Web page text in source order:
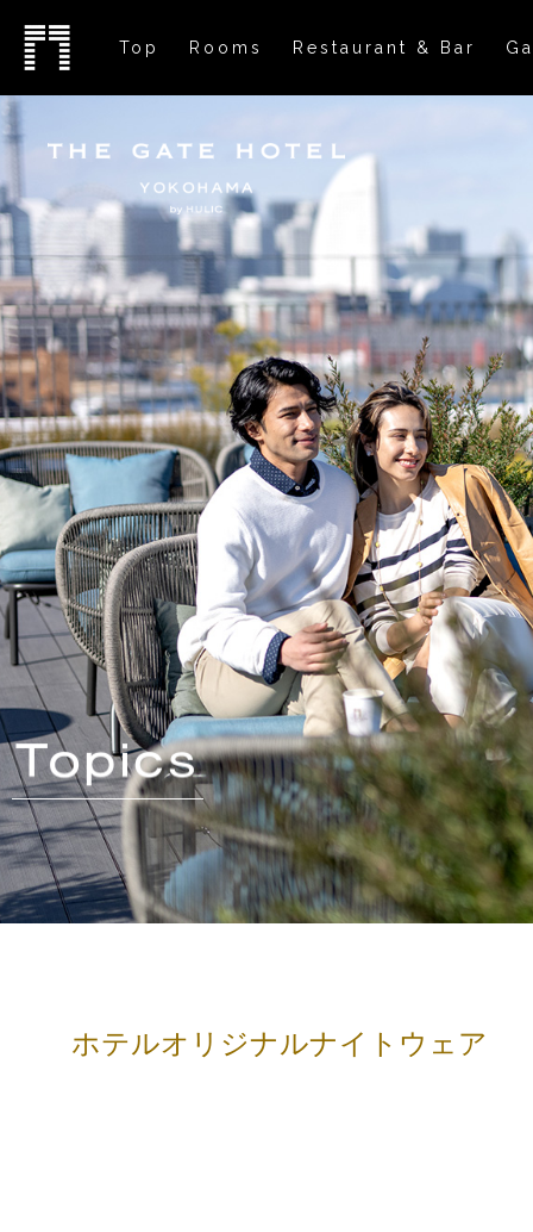
ホテルオリジナルナイトウェア
Top Rooms Restaurant & Bar